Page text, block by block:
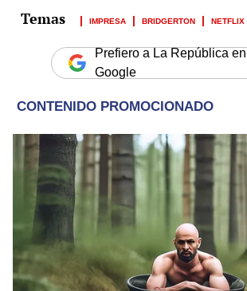
IMPRESA BRIDGERTON NETFLIX
Prefiero a La República en
Google